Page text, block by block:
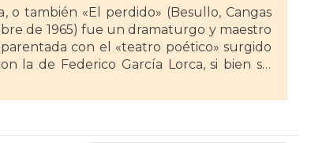
o también «El perdido» (Besullo, Cangas
de 1965) fue un dramaturgo y maestro
con el «teatro poético» surgido
la de Federico García Lorca, si bien su
maestro y después como inspector,
veintena de obras teatrales, además de